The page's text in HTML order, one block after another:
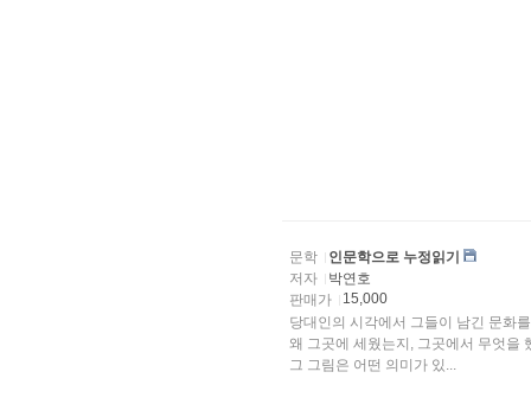
문학
인문학으로 누정읽기
저자
박연호
판매가
15,000
당대인의 시각에서 그들이 남긴 문화
왜 그곳에 세웠는지, 그곳에서 무엇을
그 그림은 어떤 의미가 있...